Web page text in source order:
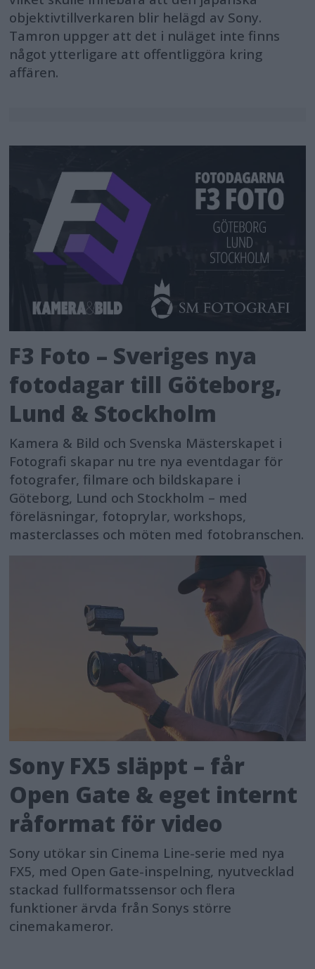
objektivtillverkaren blir helägd av Sony.
Tamron uppger att det i nuläget inte finns
något ytterligare att offentliggöra kring
affären.
F3 Foto – Sveriges nya
fotodagar till Göteborg,
Lund & Stockholm
Kamera & Bild och Svenska Mästerskapet i
Fotografi skapar nu tre nya eventdagar för
fotografer, filmare och bildskapare i
Göteborg, Lund och Stockholm – med
föreläsningar, fotoprylar, workshops,
masterclasses och möten med fotobranschen.
Sony FX5 släppt – får
Open Gate & eget internt
råformat för video
Sony utökar sin Cinema Line-serie med nya
FX5, med Open Gate-inspelning, nyutvecklad
stackad fullformatssensor och flera
funktioner ärvda från Sonys större
cinemakameror.